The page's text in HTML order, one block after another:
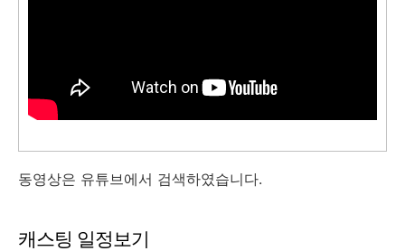
동영상은 유튜브에서 검색하였습니다.
캐스팅 일정보기